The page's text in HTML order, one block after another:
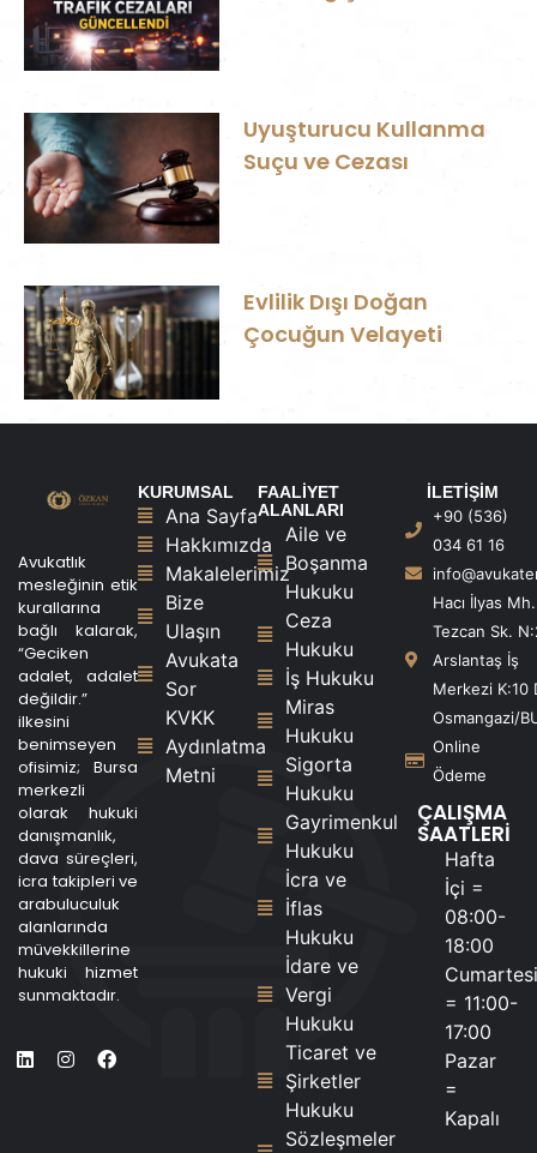
Uyuşturucu Kullanma
Suçu ve Cezası
Evlilik Dışı Doğan
Çocuğun Velayeti
Avukatlık
mesleğinin etik
kurallarına
bağlı kalarak,
“Geciken
adalet, adalet
değildir.”
ilkesini
benimseyen
ofisimiz; Bursa
merkezli
olarak hukuki
danışmanlık,
dava süreçleri,
icra takipleri ve
arabuluculuk
alanlarında
müvekkillerine
hukuki hizmet
sunmaktadır.
KURUMSAL
Ana Sayfa
Hakkımızda
Makalelerimiz
Bize
Ulaşın
Avukata
Sor
KVKK
Aydınlatma
Metni
FAALİYET
ALANLARI
Aile ve
Boşanma
Hukuku
Ceza
Hukuku
İş Hukuku
Miras
Hukuku
Sigorta
Hukuku
Gayrimenkul
Hukuku
İcra ve
İflas
Hukuku
İdare ve
Vergi
Hukuku
Ticaret ve
Şirketler
Hukuku
Sözleşmeler
İLETİŞİM
+90 (536)
034 61 16
Hacı İlyas
Tezcan Sk.
Arslantaş İş
Merkezi K:10
Osmangazi/
Online
Ödeme
ÇALIŞMA
SAATLERİ
Hafta
İçi =
08:00-
18:00
Cumartesi
= 11:00-
17:00
Pazar
=
Kapalı